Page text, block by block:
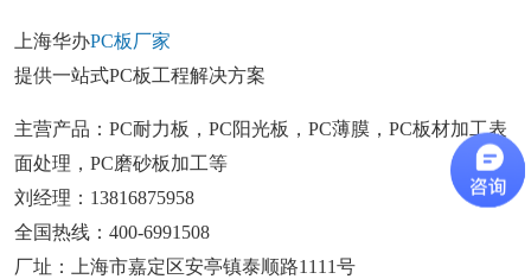
上海华办PC板厂家
提供一站式PC板工程解决方案
主营产品：PC耐力板，PC阳光板，PC薄膜，PC板材加工表
面处理，PC磨砂板加工等
刘经理：13816875958
全国热线：400-6991508
厂址：上海市嘉定区安亭镇泰顺路1111号